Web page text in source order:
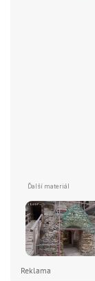
Reklama